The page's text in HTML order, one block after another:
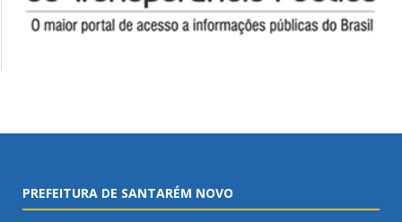
PREFEITURA DE SANTARÉM NOVO